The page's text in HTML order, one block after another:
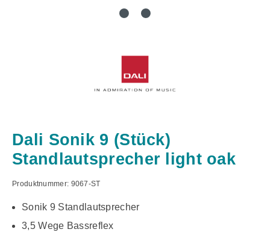
Dali Sonik 9 (Stück)
Standlautsprecher light oak
Produktnummer: 9067-ST
Sonik 9 Standlautsprecher
3,5 Wege Bassreflex